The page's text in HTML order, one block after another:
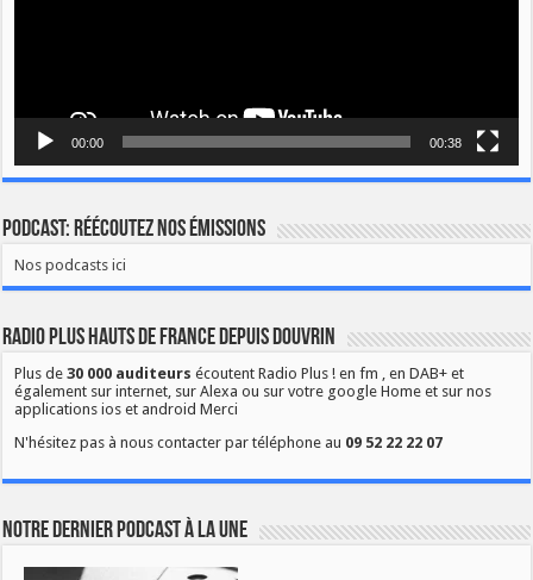
00:00 00:38
Podcast: Réécoutez nos émissions
Nos podcasts ici
Radio Plus Hauts de France depuis Douvrin
Plus de30 000 auditeurs écoutent Radio Plus ! en fm , en DAB+ et
également sur internet, sur Alexa ou sur votre google Home et sur nos
applications ios et android Merci
N'hésitez pas à nous contacter par téléphone au 09 52 22 22 07
Notre dernier podcast à la une